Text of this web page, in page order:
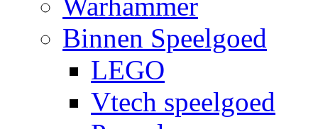
Binnen Speelgoed
LEGO
Vtech speelgoed